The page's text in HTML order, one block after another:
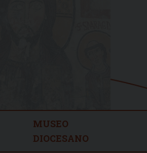
MUSEO
DIOCESANO